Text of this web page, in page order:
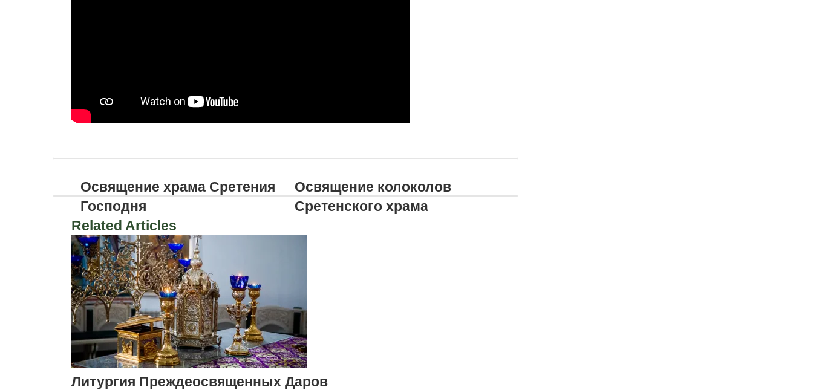
почте
Освящение храма Сретения
Господня
Освящение колоколов
Сретенского храма
Related Articles
Литургия Преждеосвященных Даров